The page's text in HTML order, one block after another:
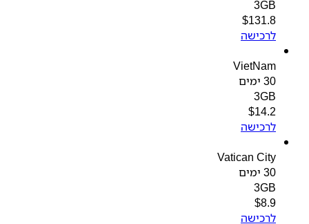
3GB
$131.8
לרכישה
VietNam
3GB
$14.2
לרכישה
Vatican City
3GB
$
לרכישה